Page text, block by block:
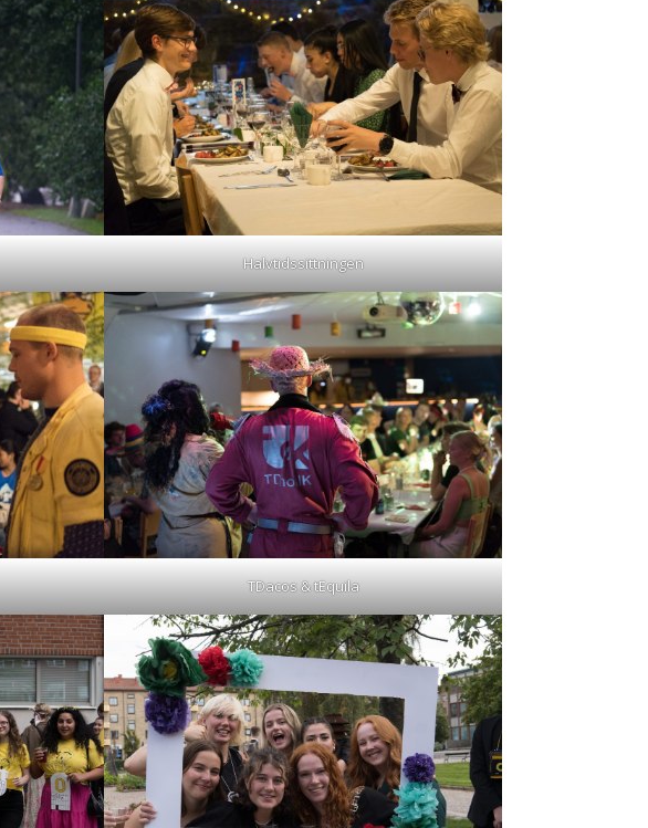
Halvtidssittningen
TDacos & tEquila